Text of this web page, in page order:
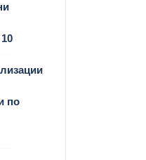
по